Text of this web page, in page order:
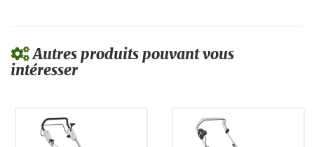
Autres produits pouvant vous
intéresser